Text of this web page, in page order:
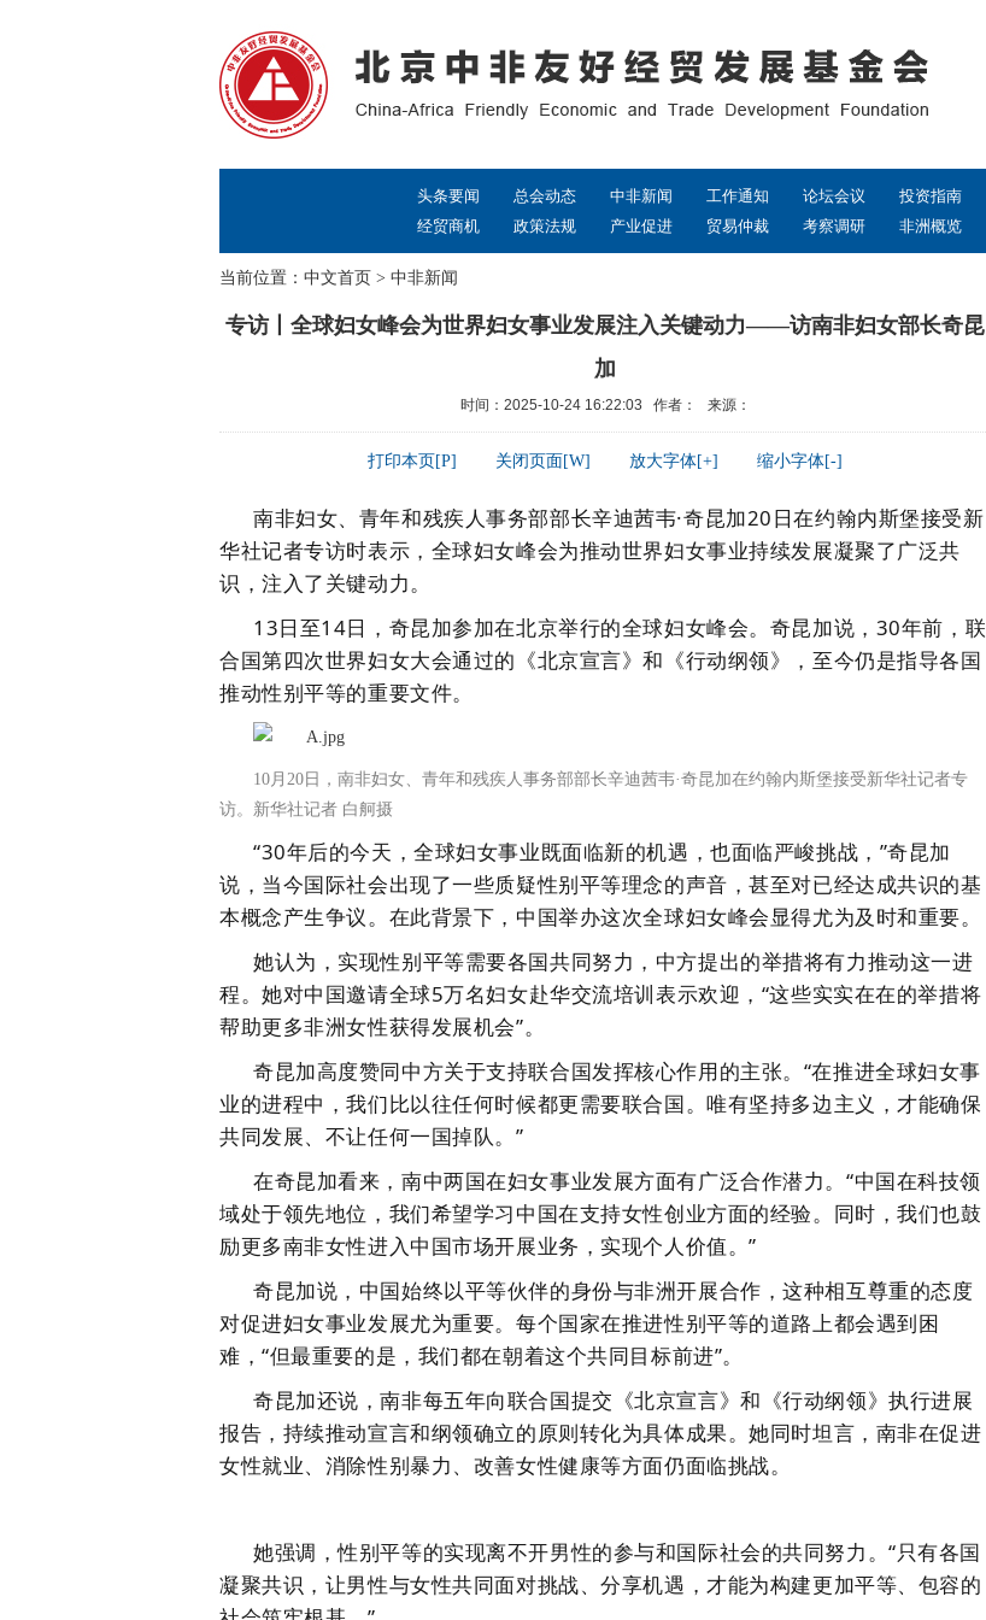
头条要闻 总会动态 中非新闻 工作通知 论坛会议 投资指南
经贸商机
政策法规 产业促进 贸易仲裁 考察调研 非洲概览
当前位置： 中文首页 > 中非新闻
专访丨全球妇女峰会为世界妇女事业发展注入关键动力——访南非妇女部长奇昆
加
时间：2025-10-24 16:22:03 作者： 来源：
打印本页[P] 关闭页面[W] 放大字体[+] 缩小字体[-]
南非妇女、青年和残疾人事务部部长辛迪茜韦·奇昆加20日在约翰内斯堡接受新
华社记者专访时表示，全球妇女峰会为推动世界妇女事业持续发展凝聚了广泛共
识，注入了关键动力。
13日至14日，奇昆加参加在北京举行的全球妇女峰会。奇昆加说，30年前，联
合国第四次世界妇女大会通过的《北京宣言》和《行动纲领》，至今仍是指导各国
推动性别平等的重要文件。
10月20日，南非妇女、青年和残疾人事务部部长辛迪茜韦·奇昆加在约翰内斯堡接受新华社记者专
访。新华社记者 白舸摄
“30年后的今天，全球妇女事业既面临新的机遇，也面临严峻挑战，”奇昆加
说，当今国际社会出现了一些质疑性别平等理念的声音，甚至对已经达成共识的基
本概念产生争议。在此背景下，中国举办这次全球妇女峰会显得尤为及时和重要。
她认为，实现性别平等需要各国共同努力，中方提出的举措将有力推动这一进
程。她对中国邀请全球5万名妇女赴华交流培训表示欢迎，“这些实实在在的举措将
帮助更多非洲女性获得发展机会”。
奇昆加高度赞同中方关于支持联合国发挥核心作用的主张。“在推进全球妇女事
业的进程中，我们比以往任何时候都更需要联合国。唯有坚持多边主义 ，才能确保
共同发展、不让任何一国掉队。”
在奇昆加看来，南中两国在妇女事业发展方面有广泛合作潜力。“中国在科技领
域处于领先地位，我们希望学习中国在支持女性创业方面的经验。同时，我们也鼓
励更多南非女性进入中国市场开展业务，实现个人价值。”
奇昆加说，中国始终以平等伙伴的身份与非洲开展合作，这种相互尊重的态度
对促进妇女事业发展尤为重要。每个国家在推进性别平等的道路上都会遇到困
难，“但最重要的是，我们都在朝着这个共同目标前进”。
奇昆加还说，南非每五年向联合国提交《北京宣言》和《行动纲领》执行进展
报告，持续推动宣言和纲领确立的原则转化为具体成果。她同时坦言，南非在促进
女性就业、消除性别暴力、改善女性健康等方面仍面临挑战。
她强调，性别平等的实现离不开男性的参与和国际社会的共同努力。“只有各国
凝聚共识，让男性与女性共同面对挑战、分享机遇，才能为构建更加平等、包容的